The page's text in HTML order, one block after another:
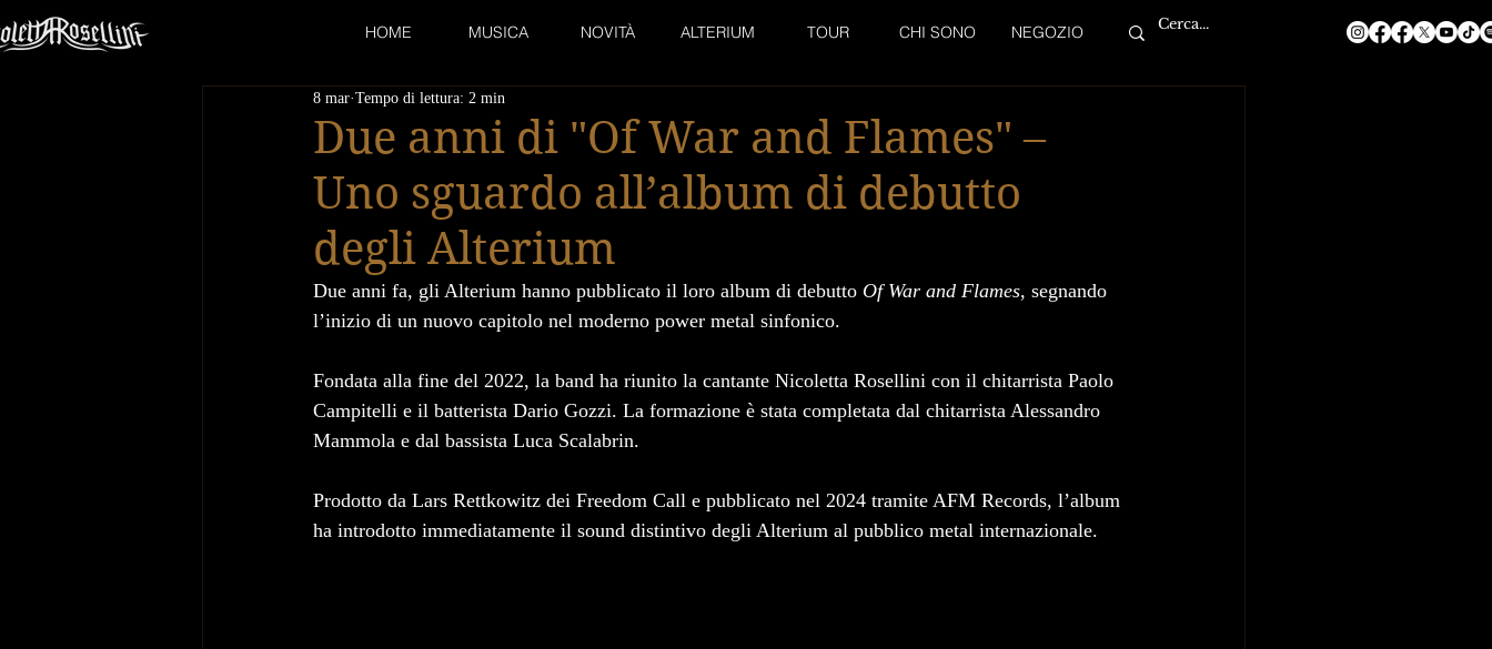
HOME MUSICA NOVITÀ ALTERIUM TOUR CHI SONO NEGOZIO
Due anni di "Of War and Flames" –
Uno sguardo all’album di debutto
degli Alterium
8 mar Tempo di lettura: 2 min
Due anni fa, gli Alterium hanno pubblicato il loro album di debutto Of War and Flames, segnando
l’inizio di un nuovo capitolo nel moderno power metal sinfonico.
Fondata alla fine del 2022, la band ha riunito la cantante Nicoletta Rosellini con il chitarrista Paolo
Campitelli e il batterista Dario Gozzi. La formazione è stata completata dal chitarrista Alessandro
Mammola e dal bassista Luca Scalabrin.
Prodotto da Lars Rettkowitz dei Freedom Call e pubblicato nel 2024 tramite AFM Records, l’album
ha introdotto immediatamente il sound distintivo degli Alterium al pubblico metal internazionale.